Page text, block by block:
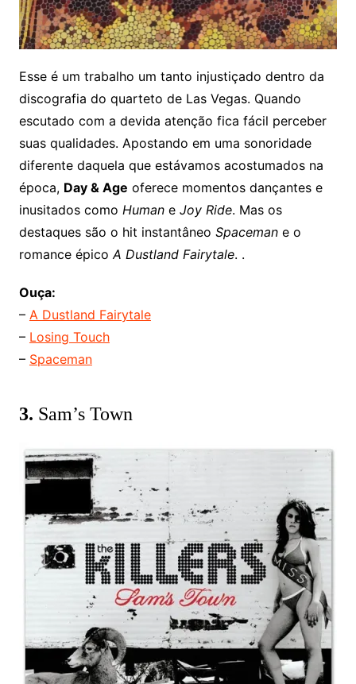
Esse é um trabalho um tanto injustiçado dentro da
discografia do quarteto de Las Vegas. Quando
escutado com a devida atenção fica fácil perceber
suas qualidades. Apostando em uma sonoridade
diferente daquela que estávamos acostumados na
época, Day & Age oferece momentos dançantes e
inusitados como Humane Joy Ride. Mas os
destaques são o hit instantâneo Spacemane o
romance épico A Dustland Fairytale. .
Ouça:
– A Dustland Fairytale
– Losing Touch
– Spaceman
3. Sam’s Town